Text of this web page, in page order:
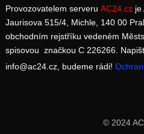
Provozovatelem serveru AC24.cz je
Jaurisova 515/4, Michle, 140 00
obchodním rejstříku vedeném
spisovou značkou C 226266.
info@ac24.cz, budeme rádi!
© 2024